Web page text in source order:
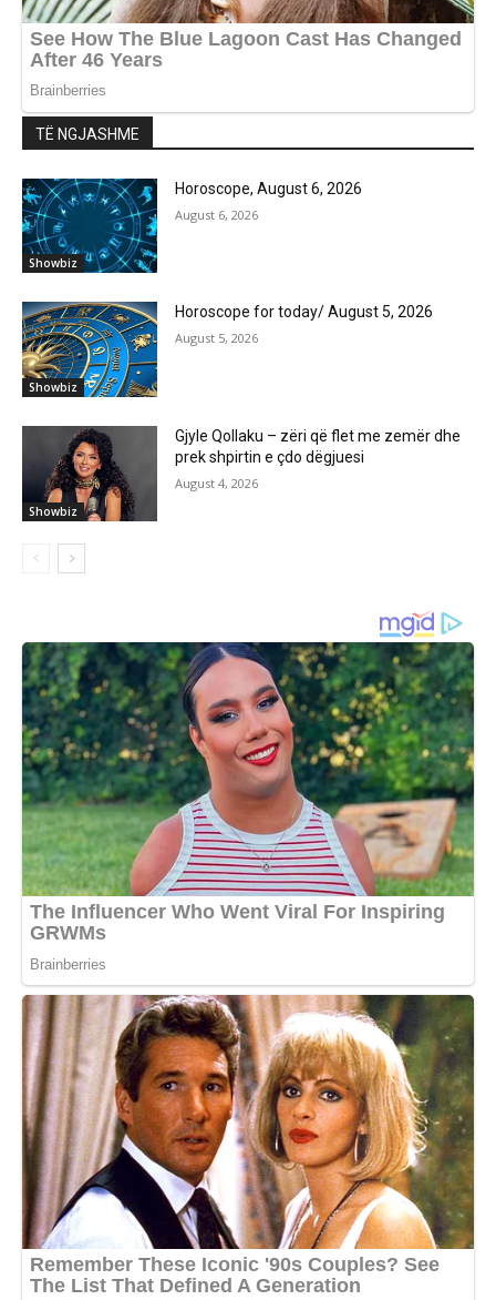
TË NGJASHME
Showbiz
Horoscope, August 6, 2026
August 6, 2026
Showbiz
Horoscope for today/ August 5, 2026
August 5, 2026
Showbiz
Gjyle Qollaku – zëri që flet me zemër dhe
prek shpirtin e çdo dëgjuesi
August 4, 2026